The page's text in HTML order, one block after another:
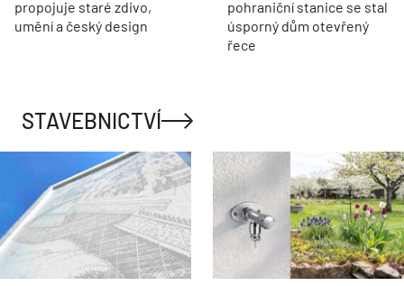
propojuje staré zdivo,
umění a český design
pohraniční stanice se stal
úsporný dům otevřený
řece
STAVEBNICTVÍ